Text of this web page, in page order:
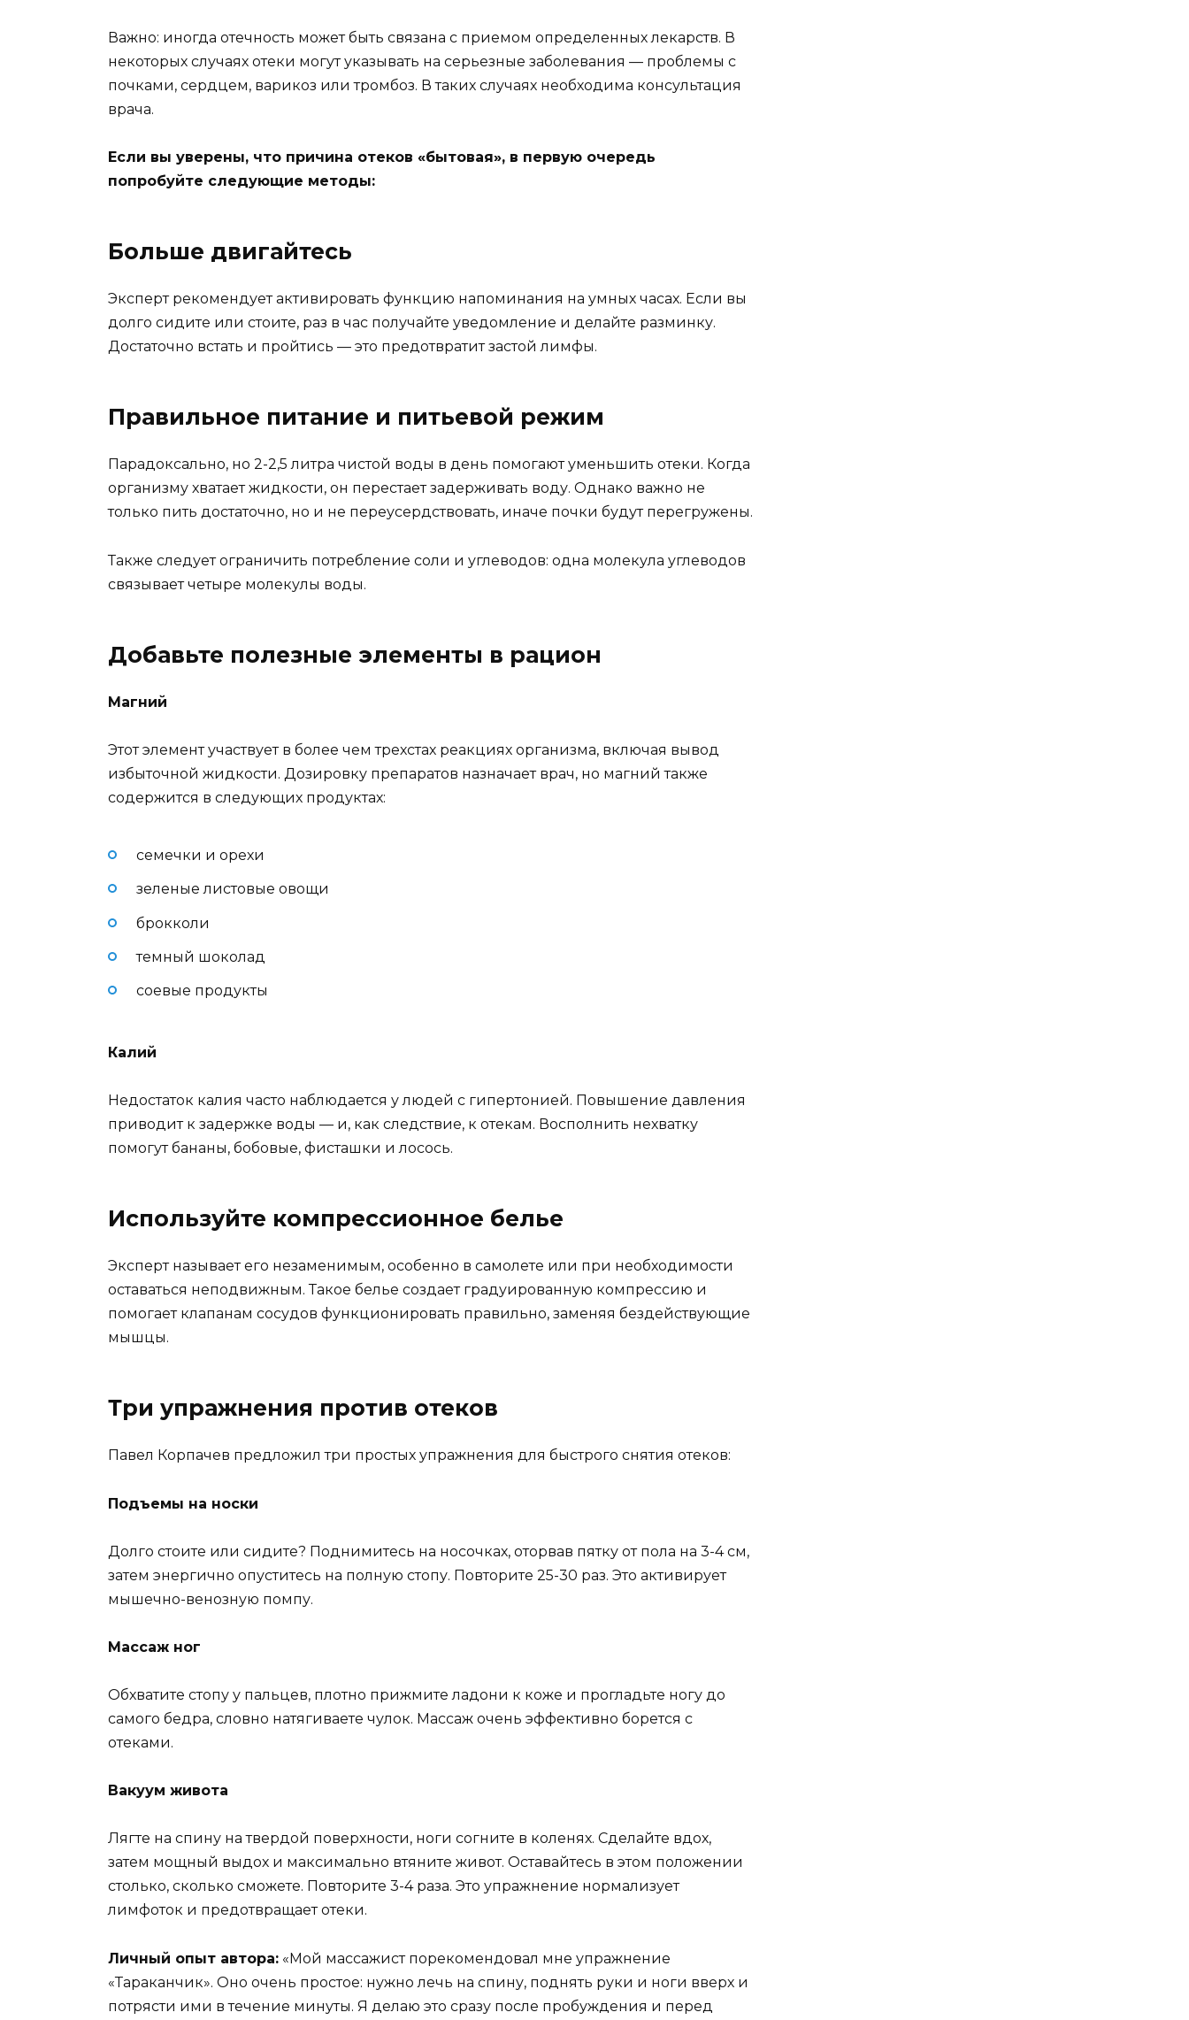
Важно: иногда отечность может быть связана с приемом определенных лекарств. В
некоторых случаях отеки могут указывать на серьезные заболевания — проблемы с
почками, сердцем, варикоз или тромбоз. В таких случаях необходима консультация
врача.
Если вы уверены, что причина отеков «бытовая», в первую очередь
попробуйте следующие методы:
Больше двигайтесь
Эксперт рекомендует активировать функцию напоминания на умных часах. Если вы
долго сидите или стоите, раз в час получайте уведомление и делайте разминку.
Достаточно встать и пройтись — это предотвратит застой лимфы.
Правильное питание и питьевой режим
Парадоксально, но 2-2,5 литра чистой воды в день помогают уменьшить отеки. Когда
организму хватает жидкости, он перестает задерживать воду. Однако важно не
только пить достаточно, но и не переусердствовать, иначе почки будут перегружены.
Также следует ограничить потребление соли и углеводов: одна молекула углеводов
связывает четыре молекулы воды.
Добавьте полезные элементы в рацион
Магний
Этот элемент участвует в более чем трехстах реакциях организма, включая вывод
избыточной жидкости. Дозировку препаратов назначает врач, но магний также
содержится в следующих продуктах:
семечки и орехи
зеленые листовые овощи
брокколи
темный шоколад
соевые продукты
Калий
Недостаток калия часто наблюдается у людей с гипертонией. Повышение давления
приводит к задержке воды — и, как следствие, к отекам. Восполнить нехватку
помогут бананы, бобовые, фисташки и лосось.
Используйте компрессионное белье
Эксперт называет его незаменимым, особенно в самолете или при необходимости
оставаться неподвижным. Такое белье создает градуированную компрессию и
помогает клапанам сосудов функционировать правильно, заменяя бездействующие
мышцы.
Три упражнения против отеков
Павел Корпачев предложил три простых упражнения для быстрого снятия отеков:
Подъемы на носки
Долго стоите или сидите? Поднимитесь на носочках, оторвав пятку от пола на 3-4 см,
затем энергично опуститесь на полную стопу. Повторите 25-30 раз. Это активирует
мышечно-венозную помпу.
Массаж ног
Обхватите стопу у пальцев, плотно прижмите ладони к коже и прогладьте ногу до
самого бедра, словно натягиваете чулок. Массаж очень эффективно борется с
отеками.
Вакуум живота
Лягте на спину на твердой поверхности, ноги согните в коленях. Сделайте вдох,
затем мощный выдох и максимально втяните живот. Оставайтесь в этом положении
столько, сколько сможете. Повторите 3-4 раза. Это упражнение нормализует
лимфоток и предотвращает отеки.
Личный опыт автора: «Мой массажист порекомендовал мне упражнение
«Тараканчик». Оно очень простое: нужно лечь на спину, поднять руки и ноги вверх и
потрясти ими в течение минуты. Я делаю это сразу после пробуждения и перед